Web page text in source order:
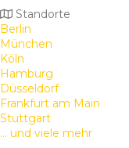
Standorte
Berlin
München
Köln
Hamburg
Düsseldorf
Frankfurt am Main
Stuttgart
... und viele mehr